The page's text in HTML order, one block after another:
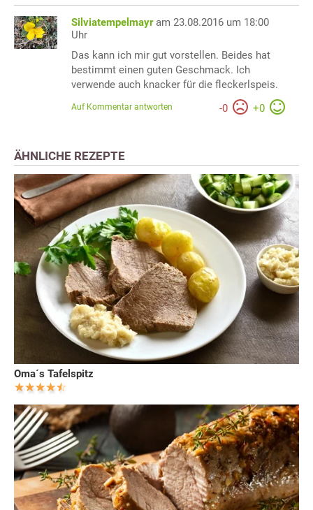
Silviatempelmayr am 23.08.2016 um 18:00
Uhr
Das kann ich mir gut vorstellen. Beides hat
bestimmt einen guten Geschmack. Ich
verwende auch knacker für die fleckerlspeis.
-0 +0
Auf Kommentar antworten
ÄHNLICHE REZEPTE
Oma´s Tafelspitz